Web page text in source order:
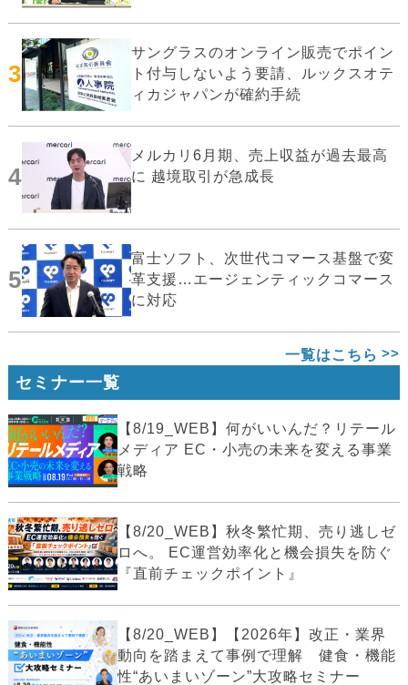
3
サングラスのオンライン販売でポイン
ト付与しないよう要請、ルックスオテ
ィカジャパンが確約手続
4
メルカリ6月期、売上収益が過去最高
に 越境取引が急成長
5
富士ソフト、次世代コマース基盤で変
革支援…エージェンティックコマース
に対応
一覧はこちら
セミナー一覧
【8/19_WEB】何がいいんだ？リテール
メディア EC・小売の未来を変える事業
戦略
【8/20_WEB】秋冬繁忙期、売り逃しゼ
ロへ。 EC運営効率化と機会損失を防ぐ
『直前チェックポイント』
【8/20_WEB】【2026年】改正・業界
動向を踏まえて事例で理解 健食・機能
性“あいまいゾーン”大攻略セミナー